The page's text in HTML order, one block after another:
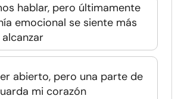
hablar, pero últimamente
emocional se siente más
abierto, pero una parte de
mi corazón